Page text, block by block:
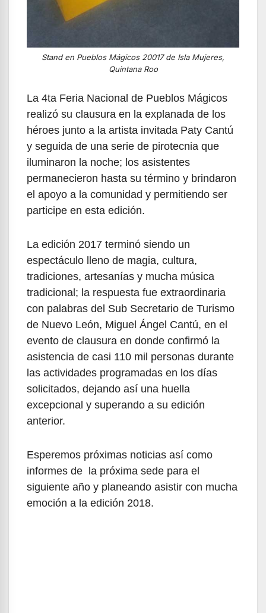
Stand en Pueblos Mágicos 20017 de Isla Mujeres,
Quintana Roo
La 4ta Feria Nacional de Pueblos Mágicos
realizó su clausura en la explanada de los
héroes junto a la artista invitada Paty Cantú
y seguida de una serie de pirotecnia que
iluminaron la noche; los asistentes
permanecieron hasta su término y brindaron
el apoyo a la comunidad y permitiendo ser
participe en esta edición.
La edición 2017 terminó siendo un
espectáculo lleno de magia, cultura,
tradiciones, artesanías y mucha música
tradicional; la respuesta fue extraordinaria
con palabras del Sub Secretario de Turismo
de Nuevo León, Miguel Ángel Cantú, en el
evento de clausura en donde confirmó la
asistencia de casi 110 mil personas durante
las actividades programadas en los días
solicitados, dejando así una huella
excepcional y superando a su edición
anterior.
Esperemos próximas noticias así como
informes de la próxima sede para el
siguiente año y planeando asistir con mucha
emoción a la edición 2018.